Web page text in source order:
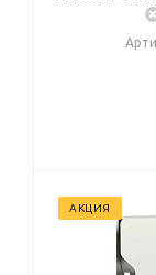
АКЦИЯ